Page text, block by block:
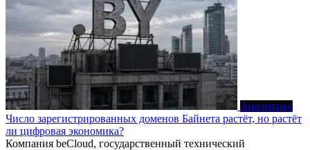
Аналитика
Число зарегистрированных доменов Байнета растёт, но растёт
ли цифровая экономика?
Компания beCloud, государственный технический